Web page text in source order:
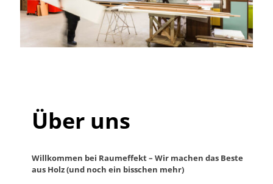
Über uns
Willkommen bei Raumeffekt – Wir machen das Beste
aus Holz (und noch ein bisschen mehr)